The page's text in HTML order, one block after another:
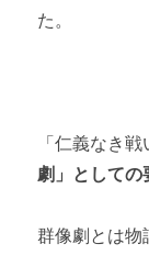
た。
「仁義なき
劇」としての
群像劇とは物